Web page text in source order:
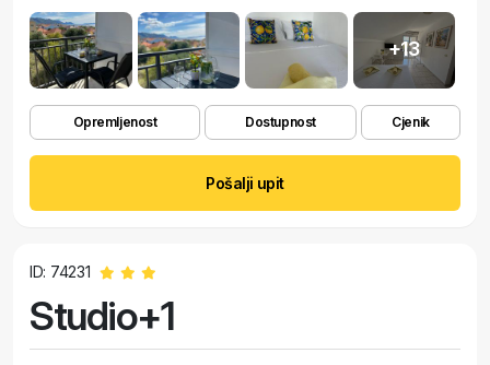
+13
Opremljenost Dostupnost Cjenik
Pošalji upit
ID: 74231
Studio+1